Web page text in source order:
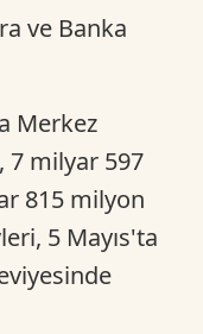
ve Banka
Merkez
7 milyar 597
815 milyon
5 Mayıs'ta